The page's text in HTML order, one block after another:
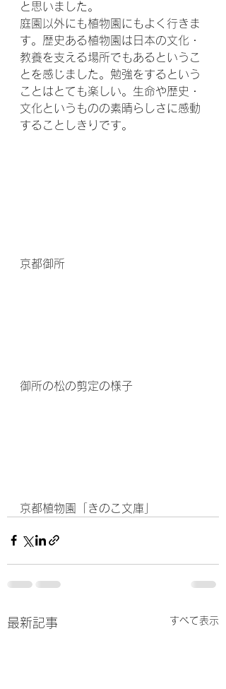
と思いました。
庭園以外にも植物園にもよく行きま
す。歴史ある植物園は日本の文化・
教養を支える場所でもあるというこ
とを感じました。勉強をするという
ことはとても楽しい。生命や歴史・
文化というものの素晴らしさに感動
することしきりです。
京都御所
御所の松の剪定の様子
京都植物園「きのこ文庫」
最新記事 すべて表示